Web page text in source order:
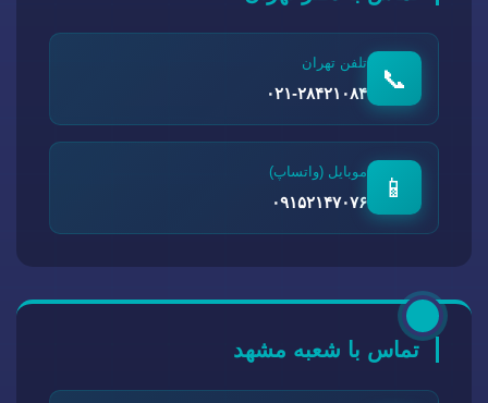
📞
تلفن تهران
۰۲۱-۲۸۴۲۱۰۸۴
📱
موبایل (واتساپ)
۰۹۱۵۲۱۴۷۰۷۶
تماس با شعبه مشهد